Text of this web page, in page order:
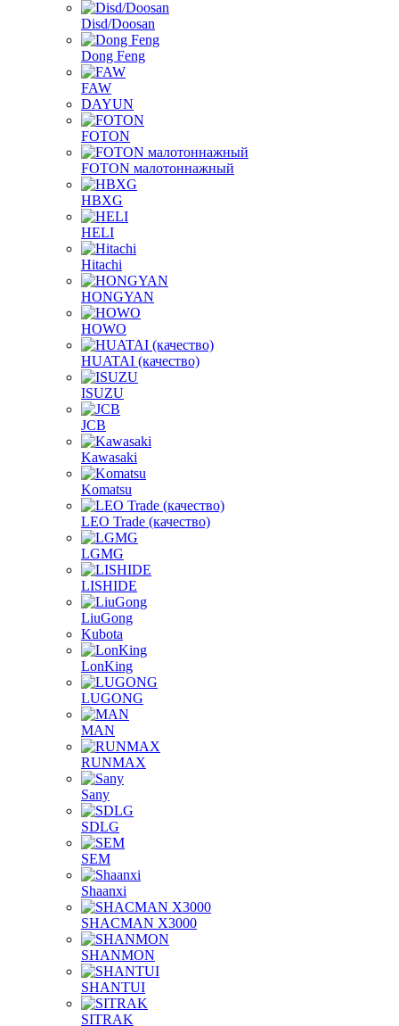
Disd/Doosan
Dong Feng
FAW
DAYUN
FOTON
FOTON малотоннажный
HBXG
HELI
Hitachi
HONGYAN
HOWO
HUATAI (качество)
ISUZU
JCB
Kawasaki
Komatsu
LEO Trade (качество)
LGMG
LISHIDE
LiuGong
Kubota
LonKing
LUGONG
MAN
RUNMAX
Sany
SDLG
SEM
Shaanxi
SHACMAN X3000
SHANMON
SHANTUI
SITRAK